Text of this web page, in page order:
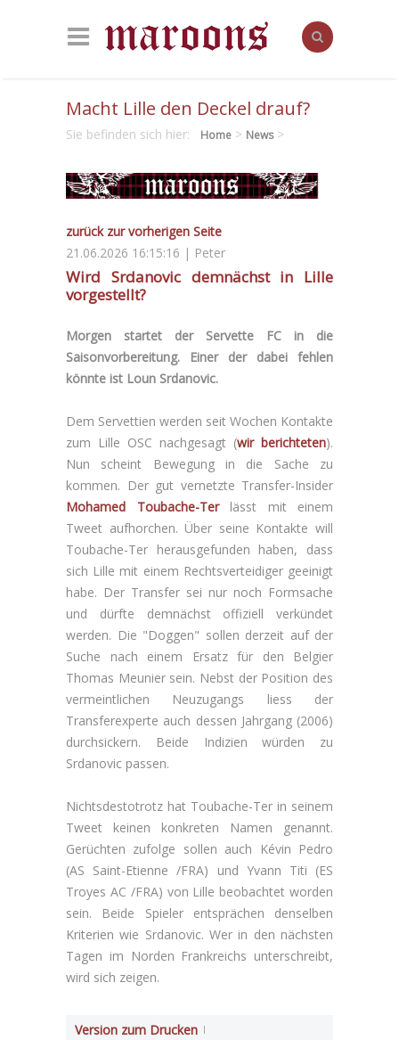
Macht Lille den Deckel drauf?
Sie befinden sich hier: Home > News>
zurück zur vorherigen Seite
21.06.2026 16:15:16 | Peter
Wird Srdanovic demnächst in Lille
vorgestellt?
Morgen startet der Servette FC in die
Saisonvorbereitung. Einer der dabei fehlen
könnte ist Loun Srdanovic.
Dem Servettien werden seit Wochen Kontakte
zum Lille OSC nachgesagt (wir berichteten).
Nun scheint Bewegung in die Sache zu
kommen. Der gut vernetzte Transfer-Insider
Mohamed Toubache-Terlässt mit einem
Tweet aufhorchen. Über seine Kontakte will
Toubache-Ter herausgefunden haben, dass
sich Lille mit einem Rechtsverteidiger geeinigt
habe. Der Transfer sei nur noch Formsache
und dürfte demnächst offiziell verkündet
werden. Die "Doggen" sollen derzeit auf der
Suche nach einem Ersatz für den Belgier
Thomas Meunier sein. Nebst der Position des
vermeintlichen Neuzugangs liess der
Transferexperte auch dessen Jahrgang (2006)
durchsickern. Beide Indizien würden zu
Srdanovic passen.
Nichtsdestotrotz hat Toubache-Ter in seinem
Tweet keinen konkreten Namen genannt.
Gerüchten zufolge sollen auch Kévin Pedro
(AS Saint-Etienne /FRA) und Yvann Titi (ES
Troyes AC /FRA) von Lille beobachtet worden
sein. Beide Spieler entsprächen denselben
Kriterien wie Srdanovic. Wer in den nächsten
Tagen im Norden Frankreichs unterschreibt,
wird sich zeigen.
Version zum Drucken